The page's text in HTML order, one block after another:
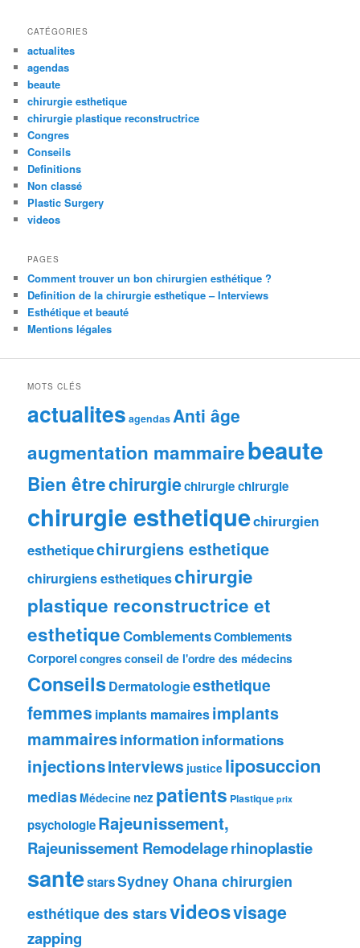
CATÉGORIES
actualites
agendas
beaute
chirurgie esthetique
chirurgie plastique reconstructrice
Congres
Conseils
Definitions
Non classé
Plastic Surgery
videos
PAGES
Comment trouver un bon chirurgien esthétique ?
Definition de la chirurgie esthetique – Interviews
Esthétique et beauté
Mentions légales
MOTS CLÉS
actualites agendasAnti âge
augmentation mammairebeaute
Bien êtrechirurgiechirurgie chirurgie
chirurgie esthetiquechirurgien
esthetiquechirurgiens esthetique
chirurgiens esthetiqueschirurgie
plastique reconstructrice et
esthetiqueComblementsComblements
Corporelcongresconseil de l'ordre des médecins
ConseilsDermatologieesthetique
femmes implants mamairesimplants
mammairesinformation informations
injectionsinterviews justice liposuccion
medias Médecine nez patients Plastique prix
psychologieRajeunissement,
Rajeunissement Remodelagerhinoplastie
santestarsSydney Ohana chirurgien
esthétique des starsvideosvisage
zapping